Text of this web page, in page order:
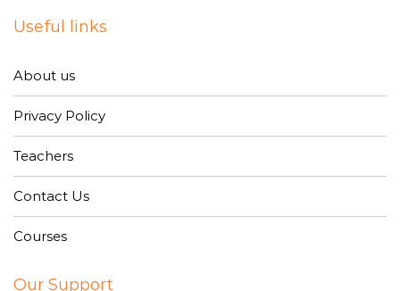
Useful links
About us
Privacy Policy
Teachers
Contact Us
Courses
Our Support